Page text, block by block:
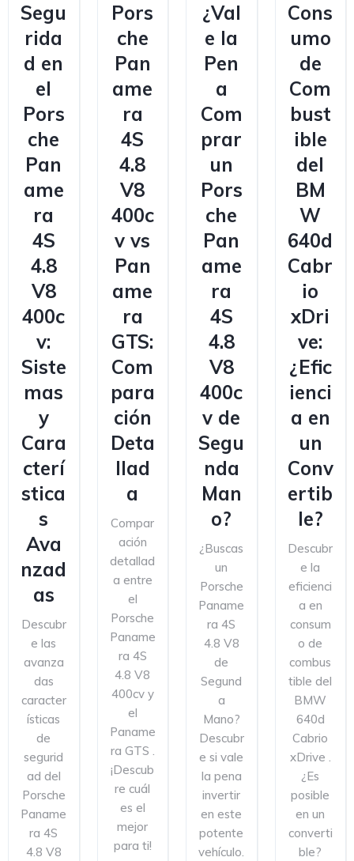
Segu
rida
d en
el
Pors
che
Pan
ame
ra
4S
4.8
V8
400c
v:
Siste
mas
y
Cara
cterí
stica
s
Ava
nzad
as
Descubr
e las
avanza
das
caracter
ísticas
de
segurid
ad del
Porsche
Paname
ra 4S
4.8 V8
Pors
che
Pan
ame
ra
4S
4.8
V8
400c
v vs
Pan
ame
ra
GTS:
Com
para
ción
Deta
llad
a
Compar
ación
detallad
a entre
el
Porsche
Paname
ra 4S
4.8 V8
400cv y
el
Paname
ra GTS .
¡Descub
re cuál
es el
mejor
para ti!
¿Val
e la
Pen
a
Com
prar
un
Pors
che
Pan
ame
ra
4S
4.8
V8
400c
v de
Segu
nda
Man
o?
¿Buscas
un
Porsche
Paname
ra 4S
4.8 V8
de
Segund
a
Mano?
Descubr
e si vale
la pena
invertir
en este
potente
vehículo.
Cons
umo
de
Com
bust
ible
del
BM
W
640d
Cabr
io
xDri
ve:
¿Efic
ienci
a en
un
Conv
ertib
le?
Descubr
e la
eficienci
a en
consum
o de
combus
tible del
BMW
640d
Cabrio
xDrive .
¿Es
posible
en un
converti
ble?